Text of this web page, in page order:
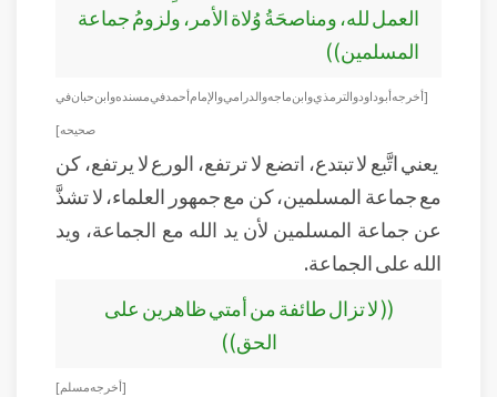
العمل لله، ومناصحَةُ وُلاة الأمر، ولزومُ جماعة
المسلمين))
[أخرجه أبو داود والترمذي وابن ماجه والدرامي والإمام أحمد في مسنده وابن حبان في
صحيحه]
يعني اتَّبع لا تبتدع، اتضع لا ترتفع، الورع لا يرتفع، كن
مع جماعة المسلمين، كن مع جمهور العلماء، لا تشذَّ
عن جماعة المسلمين لأن يد الله مع الجماعة، ويد
الله على الجماعة.
(( لا تزال طائفة من أمتي ظاهرين على
الحق))
[ أخرجه مسلم]